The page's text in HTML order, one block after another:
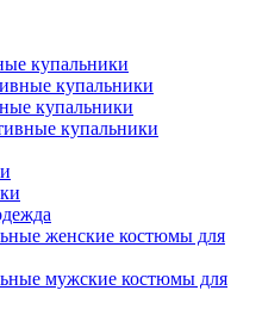
купальники
купальники
купальники
купальники
женские костюмы для
мужские костюмы для